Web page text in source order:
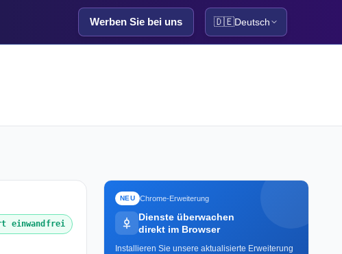
Werben Sie bei uns 🇩🇪Deutsch
einwandfrei
NEU Chrome-Erweiterung
Dienste überwachen
direkt im Browser
Installieren Sie unsere aktualisierte Erweiterung